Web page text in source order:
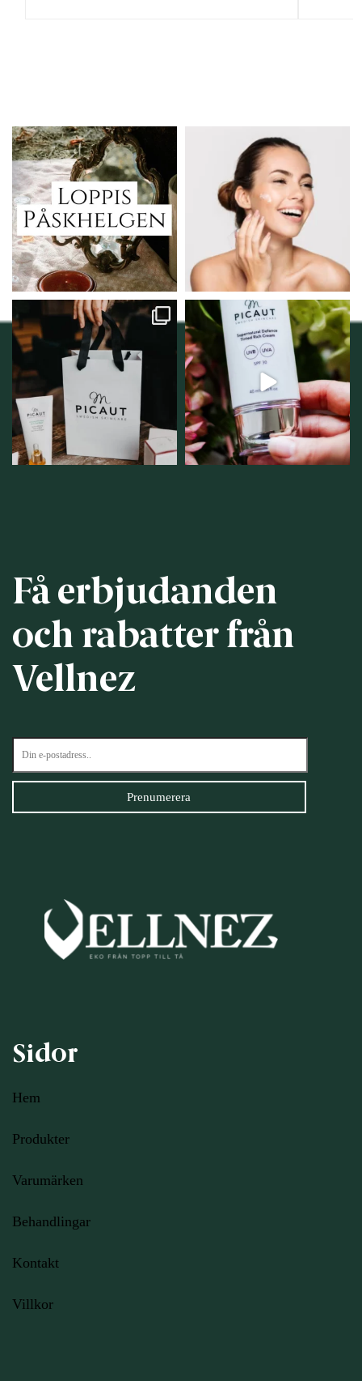
Vi skall ha loppis!
I Vellnez anda;...
6 0
Behandlingserbjudande
februari-mars!
Vi...
0
Vellnez – din
samlingsplats för
personlig handel i
12 0
Njut av solens härliga
strålar men skydda dig...
12 1
Få erbjudanden
och rabatter från
Vellnez
Sidor
Hem
Produkter
Varumärken
Behandlingar
Kontakt
Villkor